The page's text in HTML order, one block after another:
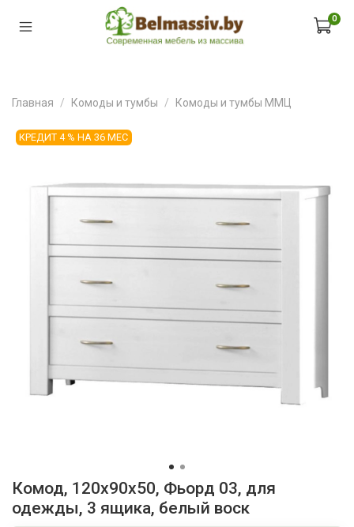
0
Главная Комоды и тумбы Комоды и тумбы ММЦ
КРЕДИТ 4 % НА 36 МЕС
Комод, 120x90x50, Фьорд 03, для
одежды, 3 ящика, белый воск